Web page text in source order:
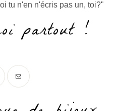
tu n'en n'écris pas un, toi?"
partout !